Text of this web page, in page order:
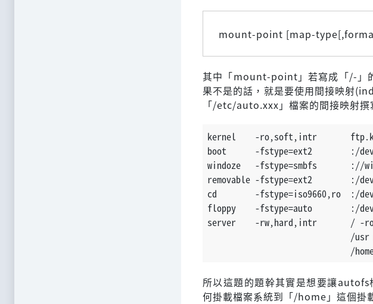
mount-point [map-
其中「mount-point」若寫成「/-」
果不是的話，就是要使用間接映射
「/etc/auto.xxx」檔案的間接映射撰
kernel    -ro,soft,intr
boot      -fstype=ext2        :/
windoze   -fstype=smbfs       ://
removable -fstype=ext2        :/
cd        -fstype=iso9660,ro  :/
floppy    -fstype=auto        :/
server    -rw,hard,intr       / -ro
/
/
所以這題的題幹其實是想要讓
何掛載檔案系統到「/home」這個掛